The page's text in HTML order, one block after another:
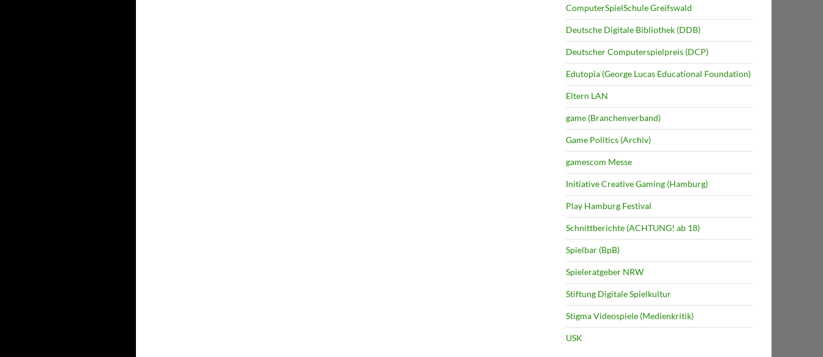
ComputerSpielSchule Greifswald
Deutsche Digitale Bibliothek (DDB)
Deutscher Computerspielpreis (DCP)
Edutopia (George Lucas Educational Foundation)
Eltern LAN
game (Branchenverband)
Game Politics (Archiv)
gamescom Messe
Initiative Creative Gaming (Hamburg)
Play Hamburg Festival
Schnittberichte (ACHTUNG! ab 18)
Spielbar (BpB)
Spieleratgeber NRW
Stiftung Digitale Spielkultur
Stigma Videospiele (Medienkritik)
USK